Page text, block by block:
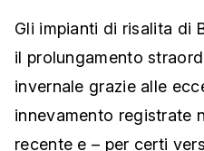
Gli impianti di risalita di
il prolungamento
invernale grazie alle
innevamento registrate
recente e – per certi